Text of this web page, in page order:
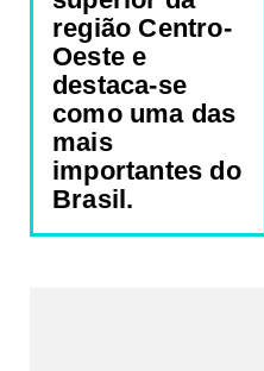
região Centro-
Oeste e
destaca-se
como uma das
mais
importantes do
Brasil.